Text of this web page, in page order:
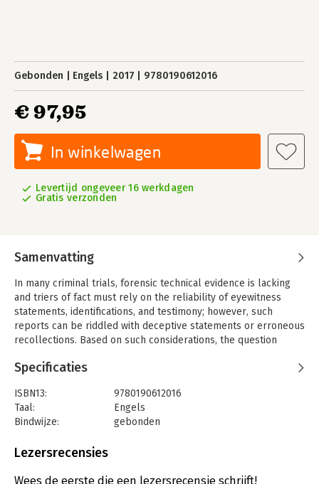
Gebonden Engels 2017 9780190612016
€ 97,95
In winkelwagen
Levertijd ongeveer 16 werkdagen
Gratis verzonden
Samenvatting
In many criminal trials, forensic technical evidence is lacking
and triers of fact must rely on the reliability of eyewitness
statements, identifications, and testimony; however, such
reports can be riddled with deceptive statements or erroneous
recollections. Based on such considerations, the question
given the theoretical and empirical knowledge in this field.
how legal professionals, legal/forensic psychologists, and
memory researchers can decide when statements or
identifications are based on truthful or fabricated experiences
false memories.
Specificaties
ISBN13:
9780190612016
Taal:
Engels
Bindwijze:
gebonden
Uitgever:
Lezersrecensies
Wees de eerste die een lezersrecensie schrijft!